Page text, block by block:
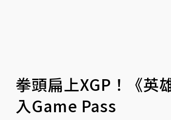
拳頭扁上XGP！《英
入Game Pass